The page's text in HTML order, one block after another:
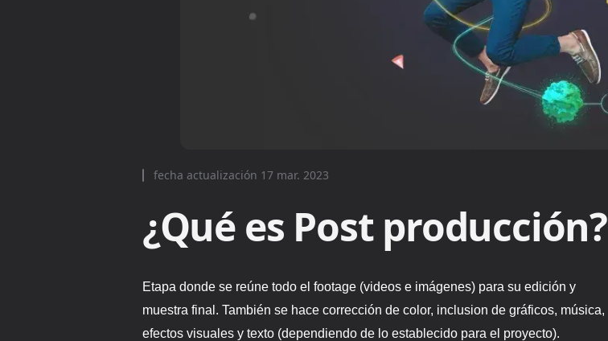
¿Qué es Post producción?
fecha actualización 17 mar. 2023
Etapa donde se reúne todo el footage (videos e imágenes) para su edición y
muestra final. También se hace corrección de color, inclusion de gráficos, música,
efectos visuales y texto (dependiendo de lo establecido para el proyecto).